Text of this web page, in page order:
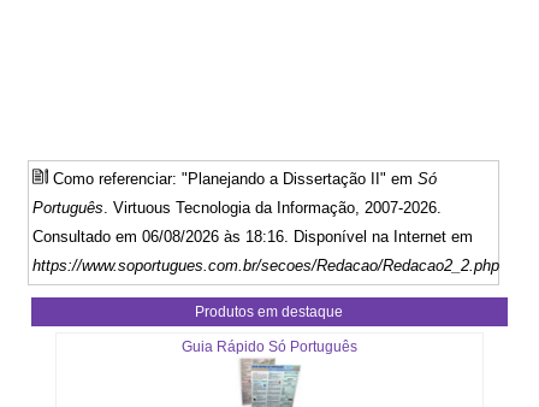
Como referenciar: "Planejando a Dissertação II" emSó
Português. Virtuous Tecnologia da Informação, 2007-2026.
Consultado em 06/08/2026 às 18:16. Disponível na Internet em
https://www.soportugues.com.br/secoes/Redacao/Redacao2_2.php
Produtos em destaque
Guia Rápido Só Português